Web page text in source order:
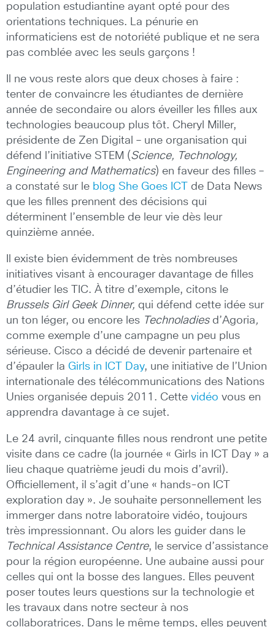
population estudiantine ayant opté pour des
orientations techniques. La pénurie en
informaticiens est de notoriété publique et ne sera
pas comblée avec les seuls garçons !
Il ne vous reste alors que deux choses à faire :
tenter de convaincre les étudiantes de dernière
année de secondaire ou alors éveiller les filles aux
technologies beaucoup plus tôt. Cheryl Miller,
présidente de Zen Digital – une organisation qui
défend l’initiative STEM (Science, Technology,
Engineering and Mathematics) en faveur des filles –
a constaté sur le blog She Goes ICT
de Data News
que les filles prennent des décisions qui
déterminent l’ensemble de leur vie dès leur
quinzième année.
Il existe bien évidemment de très nombreuses
initiatives visant à encourager davantage de filles
d’étudier les TIC. À titre d’exemple, citons le
Brussels Girl Geek Dinner, qui défend cette idée sur
un ton léger, ou encore les Technoladies d’Agoria,
comme exemple d’une campagne un peu plus
sérieuse. Cisco a décidé de devenir partenaire et
d’épauler la Girls in ICT Day, une initiative de l’Union
internationale des télécommunications des Nations
Unies organisée depuis 2011. Cette vidéo vous en
apprendra davantage à ce sujet.
Le 24 avril, cinquante filles nous rendront une petite
visite dans ce cadre (la journée « Girls in ICT Day » a
lieu chaque quatrième jeudi du mois d’avril).
Officiellement, il s’agit d’une « hands-on ICT
exploration day ». Je souhaite personnellement les
immerger dans notre laboratoire vidéo, toujours
très impressionnant. Ou alors les guider dans le
Technical Assistance Centre, le service d’assistance
pour la région européenne. Une aubaine aussi pour
celles qui ont la bosse des langues. Elles peuvent
poser toutes leurs questions sur la technologie et
les travaux dans notre secteur à nos
collaboratrices. Dans le même temps, elles peuvent